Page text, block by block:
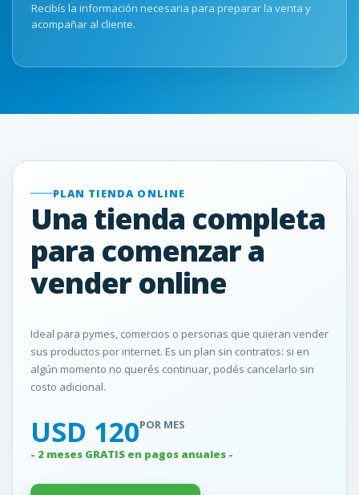
Recibís la información necesaria para preparar la venta y
acompañar al cliente.
PLAN TIENDA ONLINE
Una tienda completa
para comenzar a
vender online
Ideal para pymes, comercios o personas que quieran vender
sus productos por internet. Es un plan sin contratos: si en
algún momento no querés continuar, podés cancelarlo sin
costo adicional.
USD 120POR MES
- 2 meses GRATIS en pagos anuales -